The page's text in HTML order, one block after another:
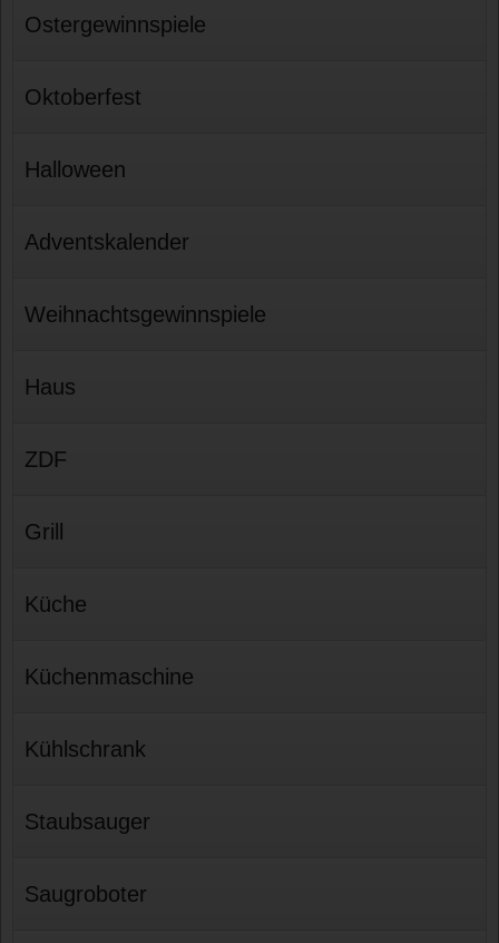
Ostergewinnspiele
Oktoberfest
Halloween
Adventskalender
Weihnachtsgewinnspiele
Haus
ZDF
Grill
Küche
Küchenmaschine
Kühlschrank
Staubsauger
Saugroboter